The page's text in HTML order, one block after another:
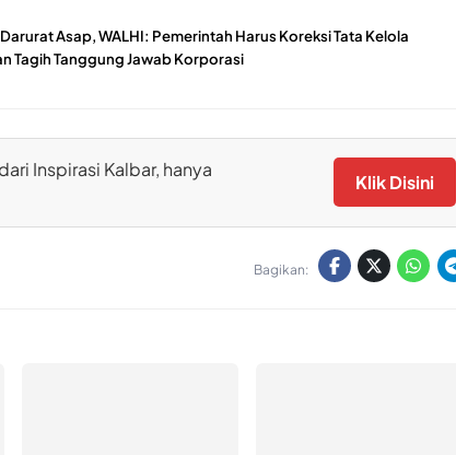
Asap, WALHI: Pemerintah Harus Koreksi Tata Kelola
Tagih Tanggung Jawab Korporasi
Inspirasi Kalbar, hanya
Klik Disini
Bagikan: